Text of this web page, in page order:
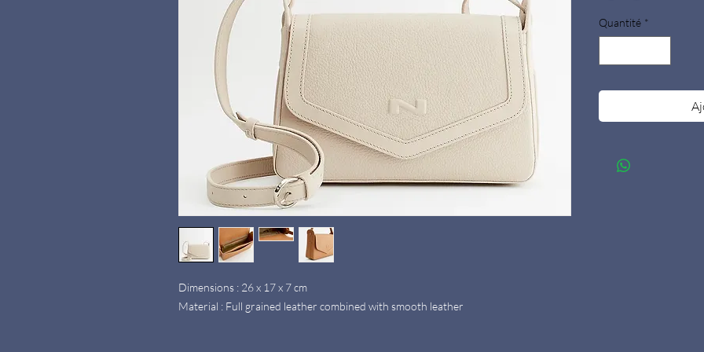
Dimensions : 26 x 17 x 7 cm
Material : Full grained leather combined with smooth leather
Quantité *